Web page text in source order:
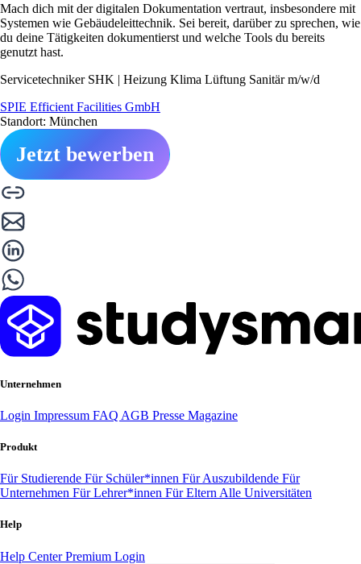
Mach dich mit der digitalen Dokumentation vertraut, insbesondere mit
Systemen wie Gebäudeleittechnik. Sei bereit, darüber zu sprechen, wie
du deine Tätigkeiten dokumentierst und welche Tools du bereits
genutzt hast.
Servicetechniker SHK | Heizung Klima Lüftung Sanitär m/w/d
SPIE Efficient Facilities GmbH
Standort: München
Jetzt bewerben
Unternehmen
Login Impressum FAQ AGB Presse Magazine
Produkt
Für Studierende Für Schüler*innen Für Auszubildende Für
Unternehmen Für Lehrer*innen Für Eltern Alle Universitäten
Help
Help CenterPremium Login